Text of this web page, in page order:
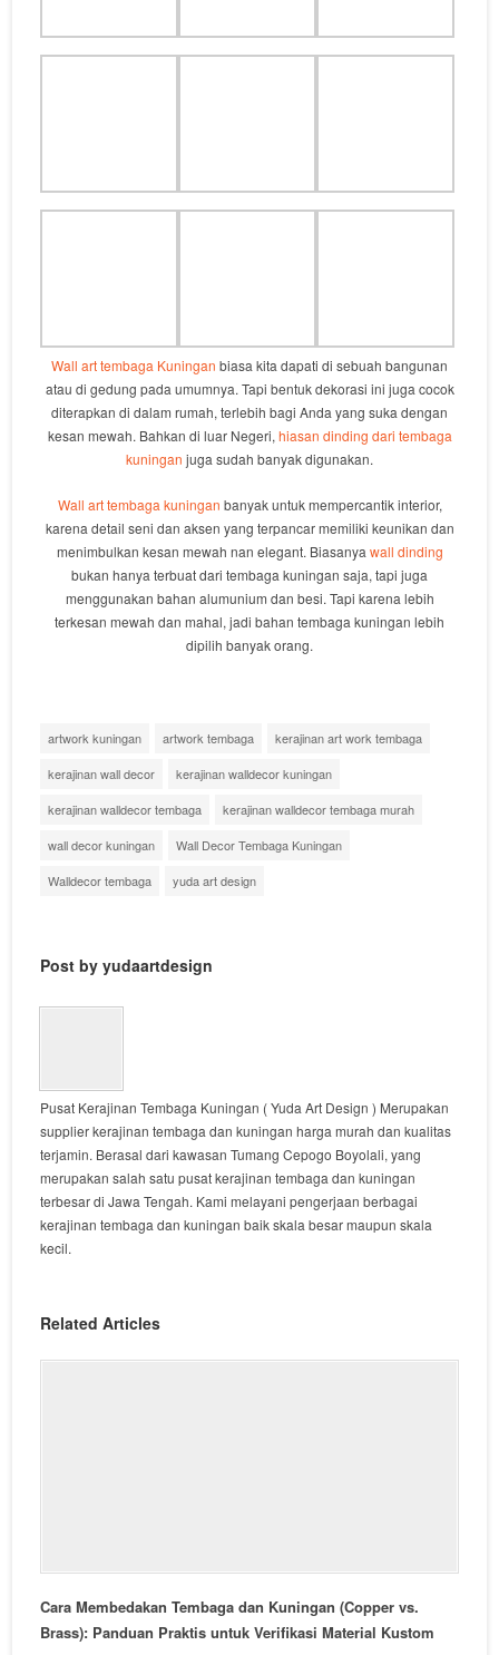
Wall art tembaga Kuningan biasa kita dapati di sebuah bangunan
atau di gedung pada umumnya. Tapi bentuk dekorasi ini juga cocok
diterapkan di dalam rumah, terlebih bagi Anda yang suka dengan
kesan mewah. Bahkan di luar Negeri, hiasan dinding dari tembaga
kuningan juga sudah banyak digunakan.
Wall art tembaga kuningan banyak untuk mempercantik interior,
karena detail seni dan aksen yang terpancar memiliki keunikan dan
menimbulkan kesan mewah nan elegant. Biasanya wall dinding
bukan hanya terbuat dari tembaga kuningan saja, tapi juga
menggunakan bahan alumunium dan besi. Tapi karena lebih
terkesan mewah dan mahal, jadi bahan tembaga kuningan lebih
dipilih banyak orang.
artwork kuningan artwork tembaga
kerajinan art work tembaga
kerajinan wall decor
kerajinan walldecor kuningan
kerajinan walldecor tembaga
kerajinan walldecor tembaga murah
wall decor kuningan
Wall Decor Tembaga Kuningan
Walldecor tembaga
yuda art design
Post by yudaartdesign
Pusat Kerajinan Tembaga Kuningan ( Yuda Art Design ) Merupakan
supplier kerajinan tembaga dan kuningan harga murah dan kualitas
terjamin. Berasal dari kawasan Tumang Cepogo Boyolali, yang
merupakan salah satu pusat kerajinan tembaga dan kuningan
terbesar di Jawa Tengah. Kami melayani pengerjaan berbagai
kerajinan tembaga dan kuningan baik skala besar maupun skala
kecil.
Related Articles
Cara Membedakan Tembaga dan Kuningan (Copper vs.
Brass): Panduan Praktis untuk Verifikasi Material Kustom